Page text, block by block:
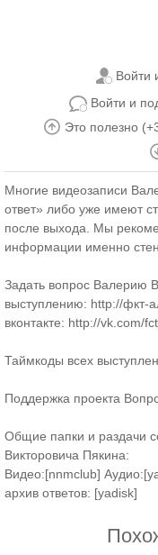
Войти
Войти и
Это полезно
Многие видеозаписи
ответ» либо уже имеют
после выхода. Мы
информации именно
Задать вопрос Валерию
выступлению: http://фкт-
вконтакте: http://vk.com/
Таймкоды всех
Поддержка проекта
Общие папки и раздачи
Викторовича Пякина:
Видео:[nnmclub] Аудио:[
архив ответов: [yadisk]